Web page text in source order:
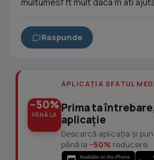
Raspunde
−50%
PÂNĂ LA
APLICAȚIA SFATUL
Prima ta
aplicație
Descarcă aplicația și
până la −50% reducere.